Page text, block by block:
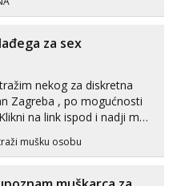
+385 91 723 0045
za sex
nekog za diskretna
Zagreba , po mogućnosti
mušku osobu